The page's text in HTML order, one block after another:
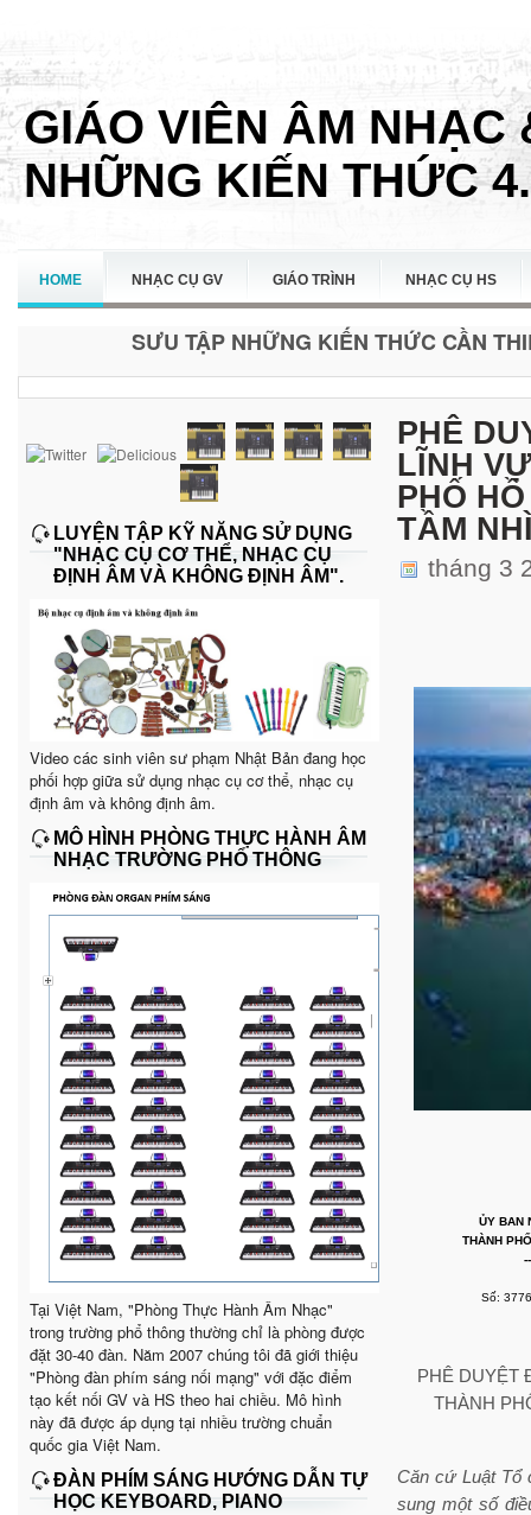
GIÁO VIÊN ÂM NHẠC
NHỮNG KIẾN THỨC
HOME NHẠC CỤ GV GIÁO TRÌNH NHẠC CỤ HS
SƯU TẬP NHỮNG KIẾN THỨC CẦN
LUYỆN TẬP KỸ NĂNG SỬ DỤNG
"NHẠC CỤ CƠ THỂ, NHẠC CỤ
ĐỊNH ÂM VÀ KHÔNG ĐỊNH ÂM".
Video các sinh viên sư phạm Nhật Bản đang học
phối hợp giữa sử dụng nhạc cụ cơ thể, nhạc cụ
định âm và không định âm.
MÔ HÌNH PHÒNG THỰC HÀNH ÂM
NHẠC TRƯỜNG PHỔ THÔNG
Tại Việt Nam, "Phòng Thực Hành Âm Nhạc"
trong trường phổ thông thường chỉ là phòng được
đặt 30-40 đàn. Năm 2007 chúng tôi đã giới thiệu
"Phòng đàn phím sáng nối mạng" với đặc điểm
tạo kết nối GV và HS theo hai chiều. Mô hình
này đã được áp dụng tại nhiều trường chuẩn
quốc gia Việt Nam.
ĐÀN PHÍM SÁNG HƯỚNG DẪN TỰ
HỌC KEYBOARD, PIANO
PHÊ
LĨNH
PHỐ
TẦM
tháng 3
ỦY BAN
THÀNH
Số:
PHÊ DUYỆT
THÀNH
Căn cứ Luật Tổ
sung một số